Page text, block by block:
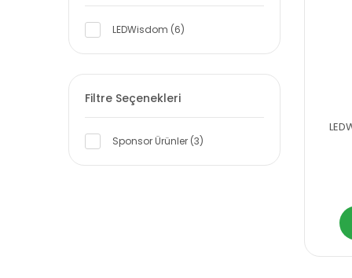
LEDWisdom (6)
Filtre Seçenekleri
Sponsor Ürünler (3)